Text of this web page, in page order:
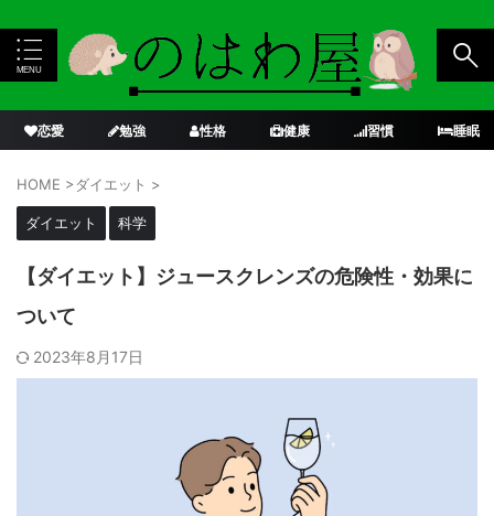
恋愛 勉強 性格 健康 習慣 睡眠
HOME >ダイエット >
ダイエット 科学
【ダイエット】ジュースクレンズの危険性・効果に
ついて
2023年8月17日